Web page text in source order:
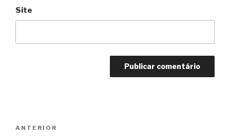
Site
Anterior
ANTERIOR